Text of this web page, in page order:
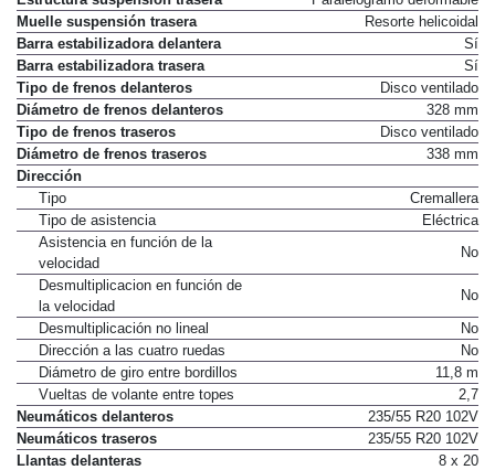
Muelle suspensión trasera
Resorte helicoidal
Barra estabilizadora delantera
Sí
Barra estabilizadora trasera
Sí
Tipo de frenos delanteros
Disco ventilado
Diámetro de frenos delanteros
328 mm
Tipo de frenos traseros
Disco ventilado
Diámetro de frenos traseros
338 mm
Dirección
Tipo
Cremallera
Tipo de asistencia
Eléctrica
Asistencia en función de la
velocidad
No
Desmultiplicacion en función de
la velocidad
No
Desmultiplicación no lineal
No
Dirección a las cuatro ruedas
No
Diámetro de giro entre bordillos
11,8 m
Vueltas de volante entre topes
2,7
Neumáticos delanteros
235/55 R20 102V
Neumáticos traseros
235/55 R20 102V
Llantas delanteras
8 x 20